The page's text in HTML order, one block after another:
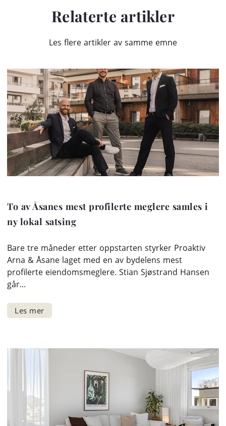
Relaterte artikler
Les flere artikler av samme emne
To av Åsanes mest profilerte meglere samles i
ny lokal satsing
Bare tre måneder etter oppstarten styrker Proaktiv
Arna & Åsane laget med en av bydelens mest
profilerte eiendomsmeglere. Stian Sjøstrand Hansen
går...